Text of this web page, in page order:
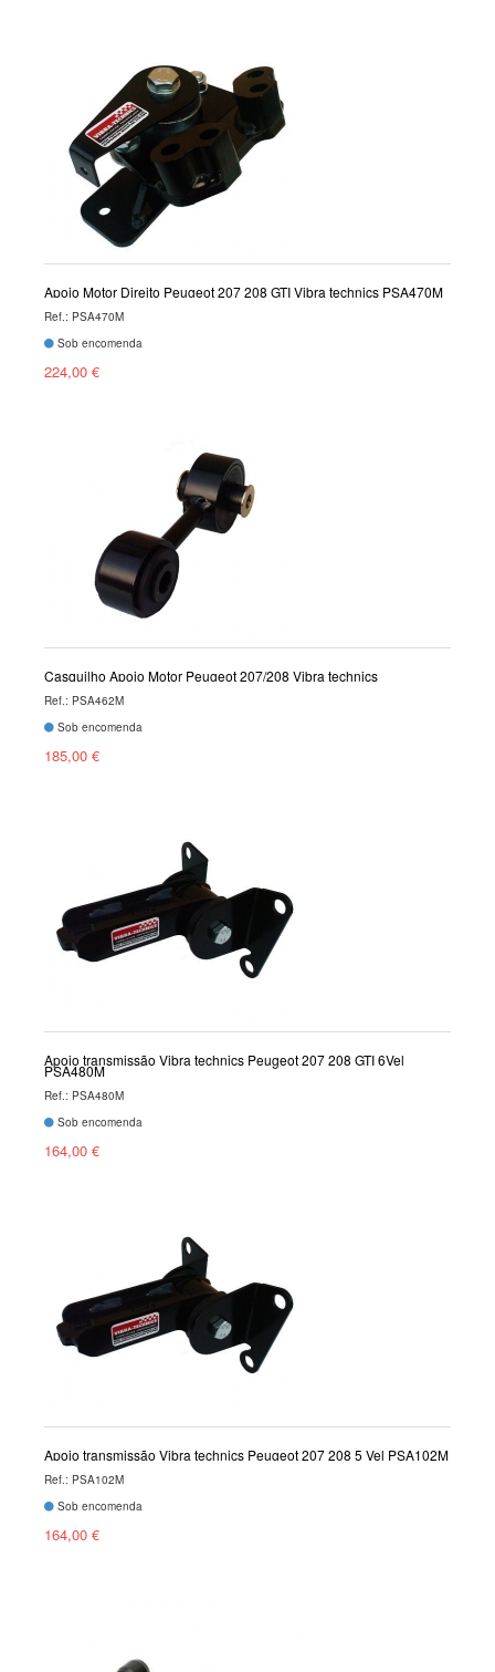
Apoio Motor Direito Peugeot 207 208 GTI Vibra technics PSA470M
Ref.: PSA470M
Sob encomenda
224,00 €
Casquilho Apoio Motor Peugeot 207/208 Vibra technics
Ref.: PSA462M
Sob encomenda
185,00 €
Apoio transmissão Vibra technics Peugeot 207 208 GTI 6Vel
PSA480M
Ref.: PSA480M
Sob encomenda
164,00 €
Apoio transmissão Vibra technics Peugeot 207 208 5 Vel PSA102M
Ref.: PSA102M
Sob encomenda
164,00 €